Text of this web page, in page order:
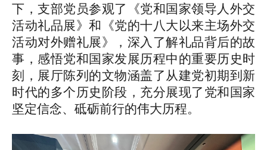
下，支部党员参观了《党和国家领导人外交
活动礼品展》和《党的十八大以来主场外交
活动对外赠礼展》，深入了解礼品背后的故
事，感悟党和国家发展历程中的重要历史时
刻，展厅陈列的文物涵盖了从建党初期到新
时代的多个历史阶段，充分展现了党和国家
坚定信念、砥砺前行的伟大历程。